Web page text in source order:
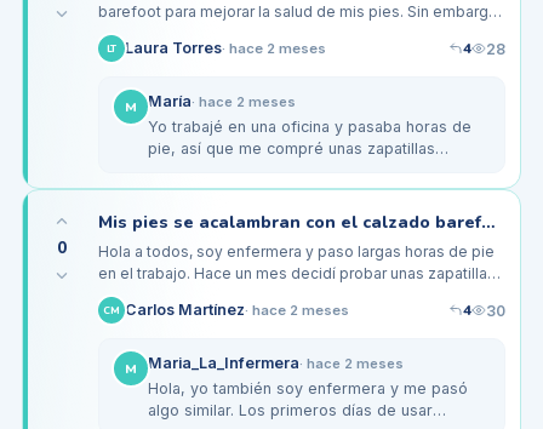
barefoot para mejorar la salud de mis pies. Sin embargo,
después de unas semanas, he empezado a sentir un
dolor constante en…
LT Laura Torres· hace 2 meses 4 28
M María· hace 2 meses
Yo trabajé en una oficina y pasaba horas de
pie, así que me compré unas zapatillas
pies, pero empecé a usar…
0
Mis pies se acalambran con el calzado barefoot, ¿es normal?
Hola a todos, soy enfermera y paso largas horas de pie
en el trabajo. Hace un mes decidí probar unas zapatillas
barefoot con la esperanza de mejorar la comodidad de
mis pies. Sin…
CM Carlos Martínez· hace 2 meses 4 30
M Maria_La_Infermera· hace 2 meses
Hola, yo también soy enfermera y me pasó
algo similar. Los primeros días de usar